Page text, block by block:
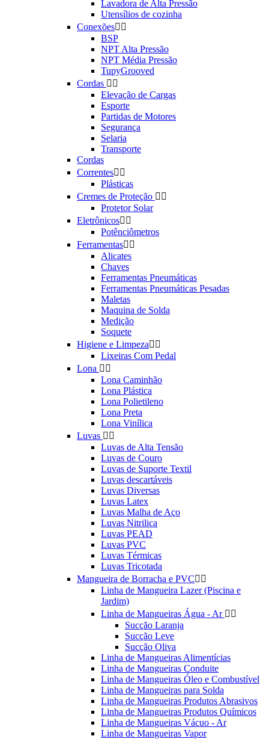
Lavadora de Alta Pressão
Utensílios de cozinha
Conexões 
BSP
NPT Alta Pressão
NPT Média Pressão
TupyGrooved
Cordas  
Elevação de Cargas
Esporte
Partidas de Motores
Segurança
Selaria
Transporte
Cordas
Correntes 
Plásticas
Cremes de Proteção  
Protetor Solar
Eletrônicos 
Potênciômetros
Ferramentas 
Alicates
Chaves
Ferramentas Pneumáticas
Ferramentas Pneumáticas Pesadas
Maletas
Maquina de Solda
Medição
Soquete
Higiene e Limpeza 
Lixeiras Com Pedal
Lona  
Lona Caminhão
Lona Plástica
Lona Polietileno
Lona Preta
Lona Vinílica
Luvas  
Luvas de Alta Tensão
Luvas de Couro
Luvas de Suporte Textil
Luvas descartáveis
Luvas Diversas
Luvas Latex
Luvas Malha de Aço
Luvas Nitrilica
Luvas PEAD
Luvas PVC
Luvas Térmicas
Luvas Tricotada
Mangueira de Borracha e PVC 
Linha de Mangueira Lazer (Piscina e
Jardim)
Linha de Mangueiras Água - Ar  
Sucção Laranja
Sucção Leve
Sucção Oliva
Linha de Mangueiras Alimentícias
Linha de Mangueiras Conduite
Linha de Mangueiras Óleo e Combustível
Linha de Mangueiras para Solda
Linha de Mangueiras Produtos Abrasivos
Linha de Mangueiras Produtos Químicos
Linha de Mangueiras Vácuo - Ar
Linha de Mangueiras Vapor